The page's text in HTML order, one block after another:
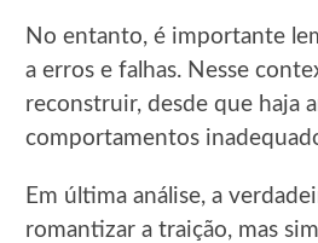
No entanto, é importante
a erros e falhas. Nesse
reconstruir, desde que haja
comportamentos
Em última análise, a
romantizar a traição, mas